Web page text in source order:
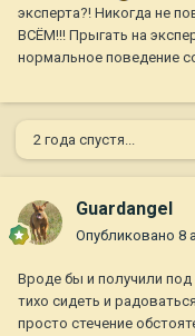
эксперта?! Никогда не
ВСЁМ!!! Прыгать на
нормальное поведение
2 года спустя...
Guardangel
Опубликовано 8
Вроде бы и получили
тихо сидеть и
просто стечение